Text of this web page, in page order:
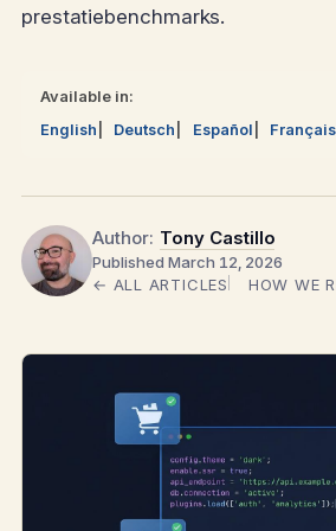
prestatiebenchmarks.
Available in:
English
Deutsch Español Français
Author: Tony Castillo
Published March 12, 2026
← ALL ARTICLES
HOW WE